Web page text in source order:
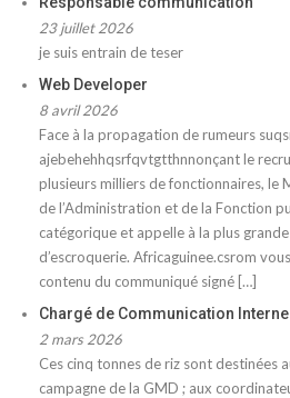
23 juillet 2026
je suis entrain de teser
Web Developer
8 avril 2026
Face à la propagation de rumeurs
ajebehehhqsrfqvtgtthnnonçant le
plusieurs milliers de fonctionnaires, le
de l’Administration et de la Fonction
catégorique et appelle à la plus
d’escroquerie. Africaguinee.csrom
contenu du communiqué signé […]
Chargé de Communication
2 mars 2026
Ces cinq tonnes de riz sont destinées
campagne de la GMD ; aux